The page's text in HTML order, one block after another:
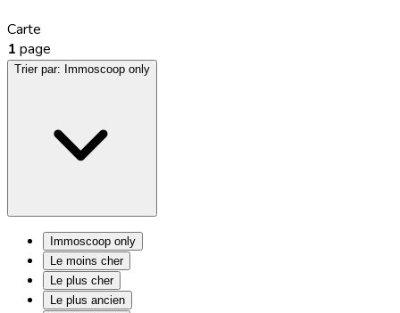
Carte
1 page
Trier par: Immoscoop only
Immoscoop only
Le moins cher
Le plus cher
Le plus ancien